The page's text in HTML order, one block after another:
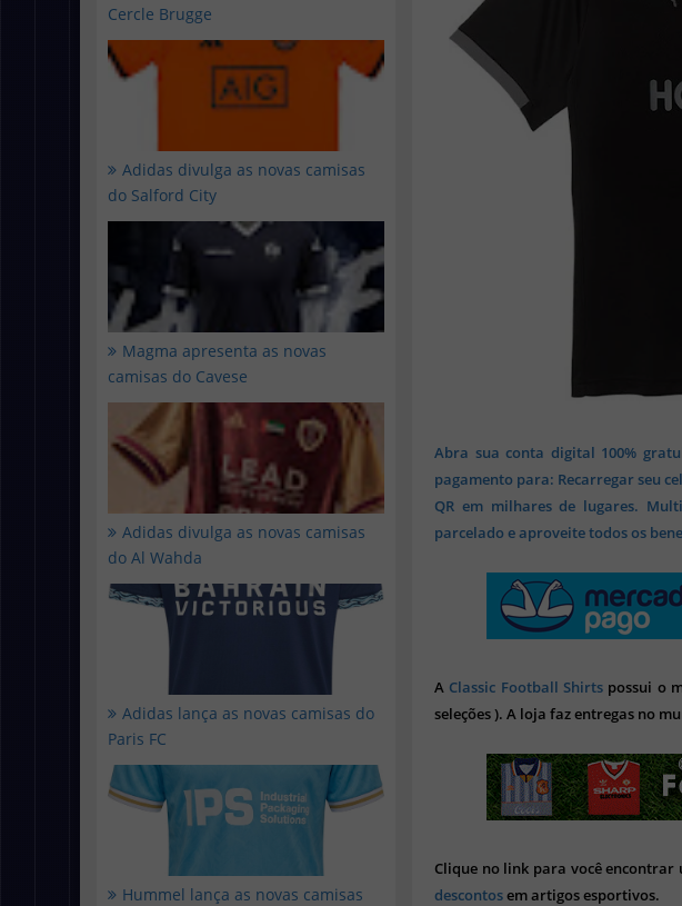
Cercle Brugge
Adidas divulga as novas camisas
do Salford City
Magma apresenta as novas
camisas do Cavese
Adidas divulga as novas camisas
do Al Wahda
Adidas lança as novas camisas do
Paris FC
Hummel lança as novas camisas
Abra sua conta digital 100%
pagamento para: Recarregar seu
QR em milhares de lugares.
parcelado e aproveite todos os
A Classic Football Shirts possui o
seleções ). A loja faz entregas no
Clique no link para você
descontosem artigos esportivos.